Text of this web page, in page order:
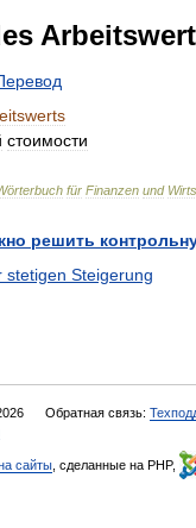
стоимости
für Finanzen und
решить
stetigen Steigerung
Обратная связь:
сайты , сделанные на PHP,